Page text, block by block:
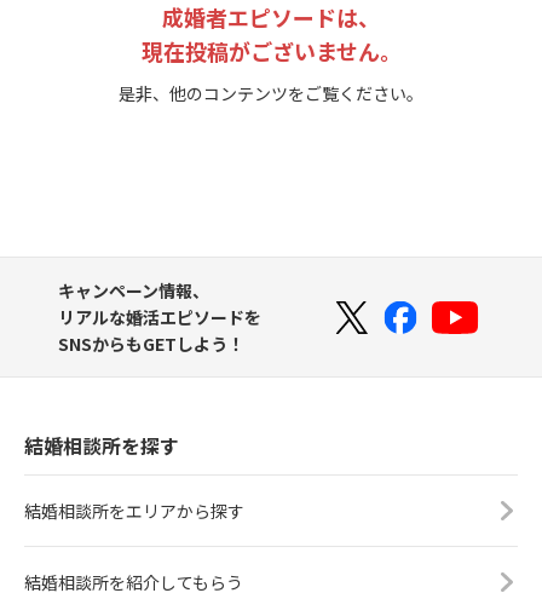
成婚者エピソードは、
現在投稿がございません。
是非、他のコンテンツをご覧ください。
キャンペーン情報、
リアルな婚活エピソードを
SNSからもGETしよう！
結婚相談所を探す
結婚相談所をエリアから探す
結婚相談所を紹介してもらう